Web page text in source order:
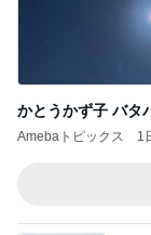
かとうかず子 バタ
Amebaトピックス 1